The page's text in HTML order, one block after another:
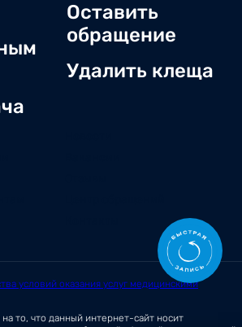
Оставить
обращение
Удалить клеща
условий оказания услуг медицинскими
то, что данный интернет-сайт носит